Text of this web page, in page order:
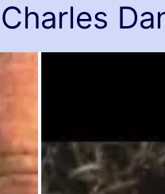
Charles